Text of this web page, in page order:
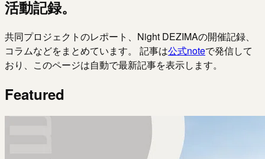
活動記録。
共同プロジェクトのレポート、Night DEZIMAの開催記録、
コラムなどをまとめています。 記事は公式noteで発信して
おり、このページは自動で最新記事を表示します。
Featured